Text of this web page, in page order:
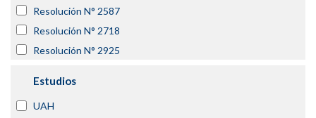
Resolución N° 2587
Resolución N° 2718
Resolución N° 2925
Estudios
UAH